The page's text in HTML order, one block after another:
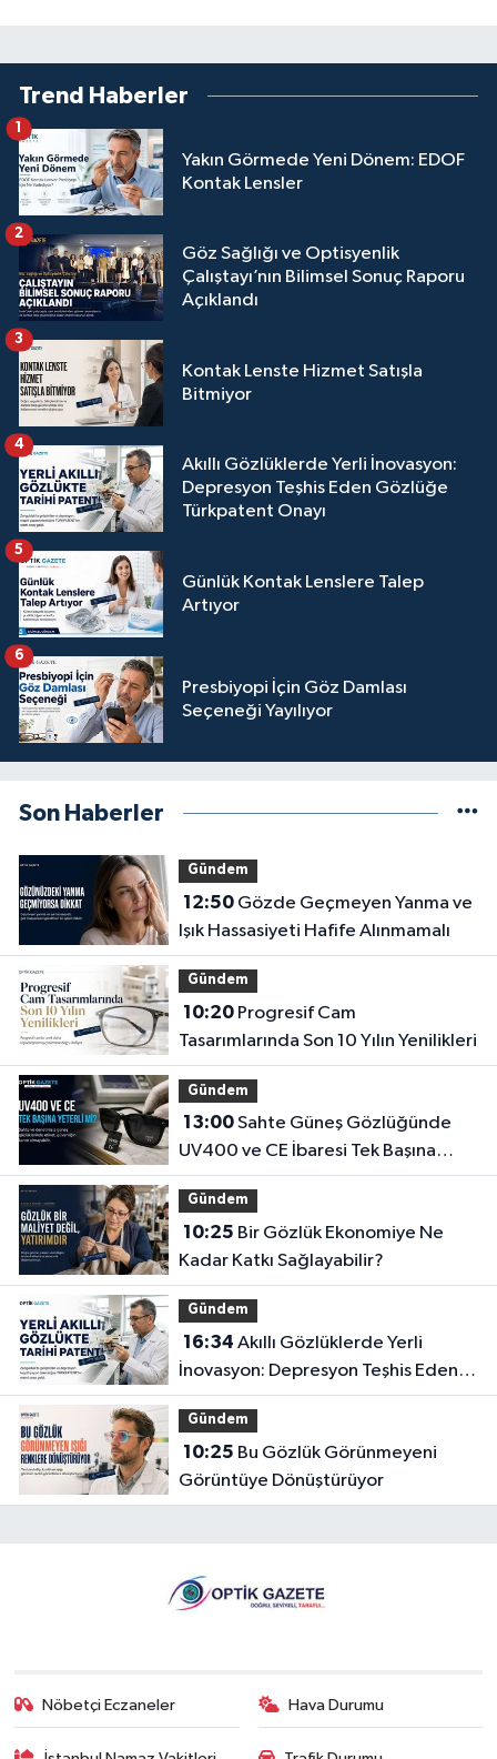
Trend Haberler
Yakın Görmede Yeni Dönem: EDOF
Kontak Lensler
1
Göz Sağlığı ve Optisyenlik
Çalıştayı’nın Bilimsel Sonuç Raporu
Açıklandı
2
Kontak Lenste Hizmet Satışla
Bitmiyor
3
Akıllı Gözlüklerde Yerli İnovasyon:
Depresyon Teşhis Eden Gözlüğe
Türkpatent Onayı
4
Günlük Kontak Lenslere Talep
Artıyor
5
Presbiyopi İçin Göz Damlası
Seçeneği Yayılıyor
6
Son Haberler
Gündem
12:50Gözde Geçmeyen Yanma ve
Işık Hassasiyeti Hafife Alınmamalı
Gündem
10:20Progresif Cam
Tasarımlarında Son 10 Yılın Yenilikleri
Gündem
13:00Sahte Güneş Gözlüğünde
UV400 ve CE İbaresi Tek Başına
Yeterli mi?
Gündem
10:25
Kadar Katkı Sağlayabilir?
Gündem
16:34
İnovasyon: Depresyon Teşhis Eden
Gözlüğe Türkpatent Onayı
Gündem
10:25
Görüntüye Dönüştürüyor
Nöbetçi Eczaneler Hava Durumu